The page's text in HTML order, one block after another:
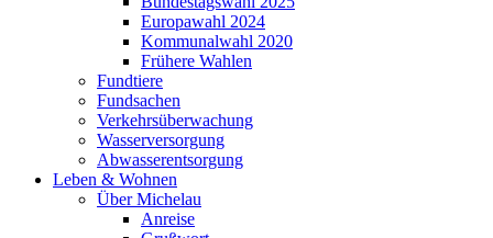
Europawahl 2024
Kommunalwahl 2020
Frühere Wahlen
Fundtiere
Fundsachen
Verkehrsüberwachung
Wasserversorgung
Abwasserentsorgung
Leben & Wohnen
Über Michelau
Anreise